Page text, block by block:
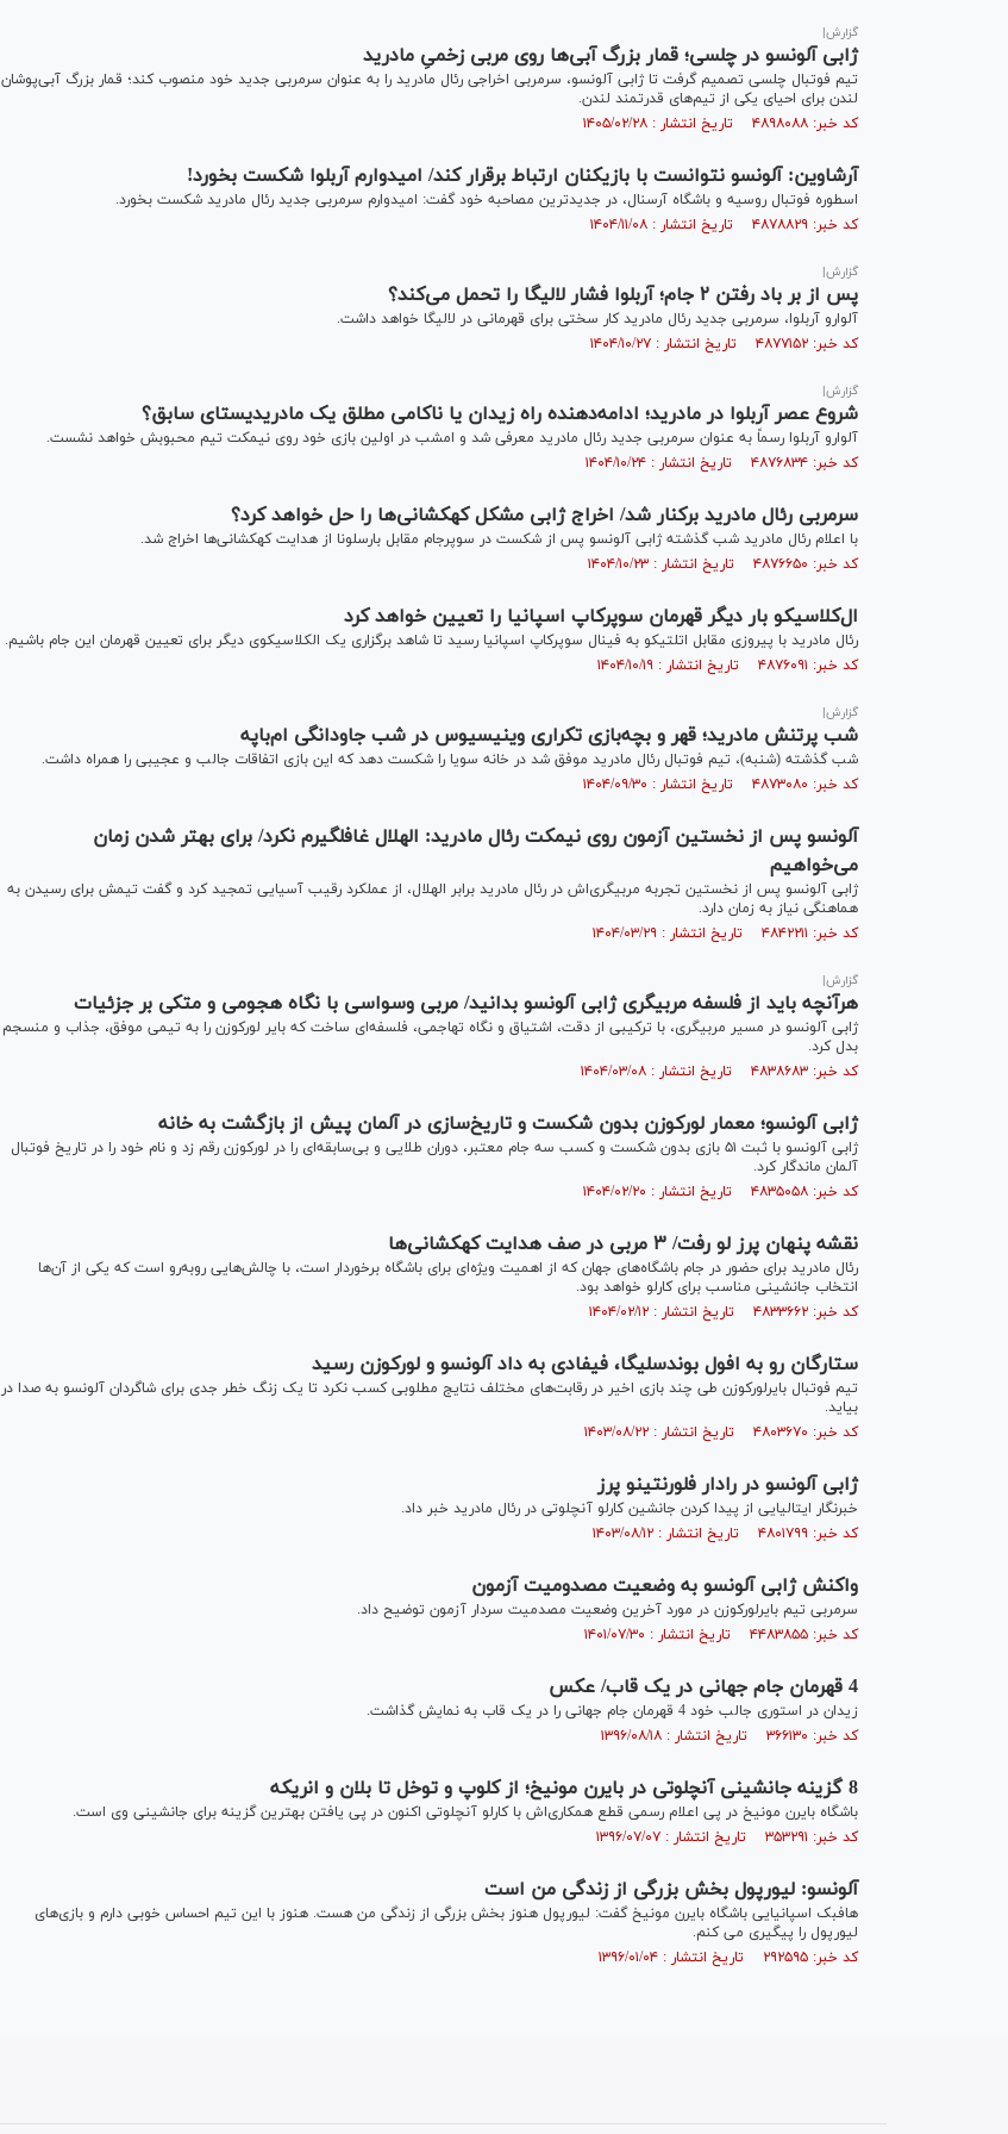
گزارش|
ژابی آلونسو در چلسی؛ قمار بزرگ آبی‌ها روی مربی زخمیِ مادرید
تیم فوتبال چلسی تصمیم گرفت تا ژابی آلونسو، سرمربی اخراجی رئال مادرید را به عنوان سرمربی جدید خود منصوب کند؛ قمار بزرگ آبی‌پوشان
لندن برای احیای یکی از تیم‌های قدرتمند لندن.
کد خبر: ۴۸۹۸۰۸۸ تاریخ انتشار : ۱۴۰۵/۰۲/۲۸
آرشاوین: آلونسو نتوانست با بازیکنان ارتباط برقرار کند/ امیدوارم آربلوا شکست بخورد!
اسطوره فوتبال روسیه و باشگاه آرسنال، در جدیدترین مصاحبه خود گفت: امیدوارم سرمربی جدید رئال مادرید شکست بخورد.
کد خبر: ۴۸۷۸۸۲۹ تاریخ انتشار : ۱۴۰۴/۱۱/۰۸
گزارش|
پس از بر باد رفتن ۲ جام؛ آربلوا فشار لالیگا را تحمل می‌کند؟
آلوارو آربلوا، سرمربی جدید رئال مادرید کار سختی برای قهرمانی در لالیگا خواهد داشت.
کد خبر: ۴۸۷۷۱۵۲ تاریخ انتشار : ۱۴۰۴/۱۰/۲۷
گزارش|
شروع عصر آربلوا در مادرید؛ ادامه‌دهنده راه زیدان یا ناکامی مطلق یک مادریدیستای سابق؟
آلوارو آربلوا رسماً به عنوان سرمربی جدید رئال مادرید معرفی شد و امشب در اولین بازی خود روی نیمکت تیم محبوبش خواهد نشست.
کد خبر: ۴۸۷۶۸۳۴ تاریخ انتشار : ۱۴۰۴/۱۰/۲۴
سرمربی رئال مادرید برکنار شد/ اخراج ژابی مشکل کهکشانی‌ها را حل خواهد کرد؟
با اعلام رئال مادرید شب گذشته ژابی آلونسو پس از شکست در سوپرجام مقابل بارسلونا از هدایت کهکشانی‌ها اخراج شد.
کد خبر: ۴۸۷۶۶۵۰ تاریخ انتشار : ۱۴۰۴/۱۰/۲۳
ال‌کلاسیکو بار دیگر قهرمان سوپرکاپ اسپانیا را تعیین خواهد کرد
رئال مادرید با پیروزی مقابل اتلتیکو به فینال سوپرکاپ اسپانیا رسید تا شاهد برگزاری یک الکلاسیکوی دیگر برای تعیین قهرمان این جام باشیم.
کد خبر: ۴۸۷۶۰۹۱ تاریخ انتشار : ۱۴۰۴/۱۰/۱۹
گزارش|
شب پرتنش مادرید؛ قهر و بچه‌بازی تکراری وینیسیوس در شب جاودانگی‌ ام‌باپه
شب گذشته (شنبه)، تیم فوتبال رئال مادرید موفق شد در خانه سویا را شکست دهد که این بازی اتفاقات جالب و عجیبی را همراه داشت.
کد خبر: ۴۸۷۳۰۸۰ تاریخ انتشار : ۱۴۰۴/۰۹/۳۰
آلونسو پس از نخستین آزمون روی نیمکت رئال مادرید: الهلال غافلگیرم نکرد/ برای بهتر شدن زمان
می‌خواهیم
ژابی آلونسو پس از نخستین تجربه مربیگری‌اش در رئال مادرید برابر الهلال، از عملکرد رقیب آسیایی تمجید کرد و گفت تیمش برای رسیدن به
هماهنگی نیاز به زمان دارد.
کد خبر: ۴۸۴۲۲۱۱ تاریخ انتشار : ۱۴۰۴/۰۳/۲۹
گزارش|
هرآنچه باید از فلسفه مربیگری ژابی آلونسو بدانید/ مربی وسواسی با نگاه هجومی و متکی بر جزئیات
ژابی آلونسو در مسیر مربیگری، با ترکیبی از دقت، اشتیاق و نگاه تهاجمی، فلسفه‌ای ساخت که بایر لورکوزن را به تیمی موفق، جذاب و منسجم
بدل کرد.
کد خبر: ۴۸۳۸۶۸۳ تاریخ انتشار : ۱۴۰۴/۰۳/۰۸
ژابی آلونسو؛ معمار لورکوزن بدون شکست و تاریخ‌سازی در آلمان پیش از بازگشت به خانه
ژابی آلونسو با ثبت ۵۱ بازی بدون شکست و کسب سه جام معتبر، دوران طلایی و بی‌سابقه‌ای را در لورکوزن رقم زد و نام خود را در تاریخ فوتبال
آلمان ماندگار کرد.
کد خبر: ۴۸۳۵۰۵۸ تاریخ انتشار : ۱۴۰۴/۰۲/۲۰
نقشه پنهان پرز لو رفت/ ۳ مربی در صف هدایت کهکشانی‌ها
رئال مادرید برای حضور در جام باشگاه‌های جهان که از اهمیت ویژه‌ای برای باشگاه برخوردار است، با چالش‌هایی رو‌به‌رو است که یکی از آن‌ها
انتخاب جانشینی مناسب برای کارلو خواهد بود.
کد خبر: ۴۸۳۳۶۶۲ تاریخ انتشار : ۱۴۰۴/۰۲/۱۲
ستارگان رو به افول بوندسلیگا، فیفادی به داد آلونسو و لورکوزن رسید
تیم فوتبال بایرلورکوزن طی چند بازی اخیر در رقابت‌های مختلف نتایج مطلوبی کسب نکرد تا یک زنگ خطر جدی برای شاگردان آلونسو به صدا در
بیاید.
کد خبر: ۴۸۰۳۶۷۰ تاریخ انتشار : ۱۴۰۳/۰۸/۲۲
ژابی آلونسو در رادار فلورنتینو پرز
خبرنگار ایتالیایی از پیدا کردن جانشین کارلو آنچلوتی در رئال مادرید خبر داد.
کد خبر: ۴۸۰۱۷۹۹ تاریخ انتشار : ۱۴۰۳/۰۸/۱۲
واکنش ژابی آلونسو به وضعیت مصدومیت آزمون
سرمربی تیم بایرلورکوزن در مورد آخرین وضعیت مصدمیت سردار آزمون توضیح داد.
کد خبر: ۴۴۸۳۸۵۵ تاریخ انتشار : ۱۴۰۱/۰۷/۳۰
4 قهرمان جام جهانی در یک قاب/ عکس
زیدان در استوری جالب خود 4 قهرمان جام جهانی را در یک قاب به نمایش گذاشت.
کد خبر: ۳۶۶۱۳۰ تاریخ انتشار : ۱۳۹۶/۰۸/۱۸
8 گزینه جانشینی آنچلوتی در بایرن مونیخ؛ از کلوپ و توخل تا بلان و انریکه
باشگاه بایرن مونیخ در پی اعلام رسمی قطع همکاری‌اش با کارلو آنچلوتی اکنون در پی یافتن بهترین گزینه برای جانشینی وی است.
کد خبر: ۳۵۳۲۹۱ تاریخ انتشار : ۱۳۹۶/۰۷/۰۷
آلونسو: لیورپول بخش بزرگی از زندگی من است
هافبک اسپانیایی باشگاه بایرن مونیخ گفت: لیورپول هنوز بخش بزرگی از زندگی من هست. هنوز با این تیم احساس خوبی دارم و بازی‌های
لیورپول را پیگیری می کنم.
کد خبر: ۲۹۲۵۹۵ تاریخ انتشار : ۱۳۹۶/۰۱/۰۴